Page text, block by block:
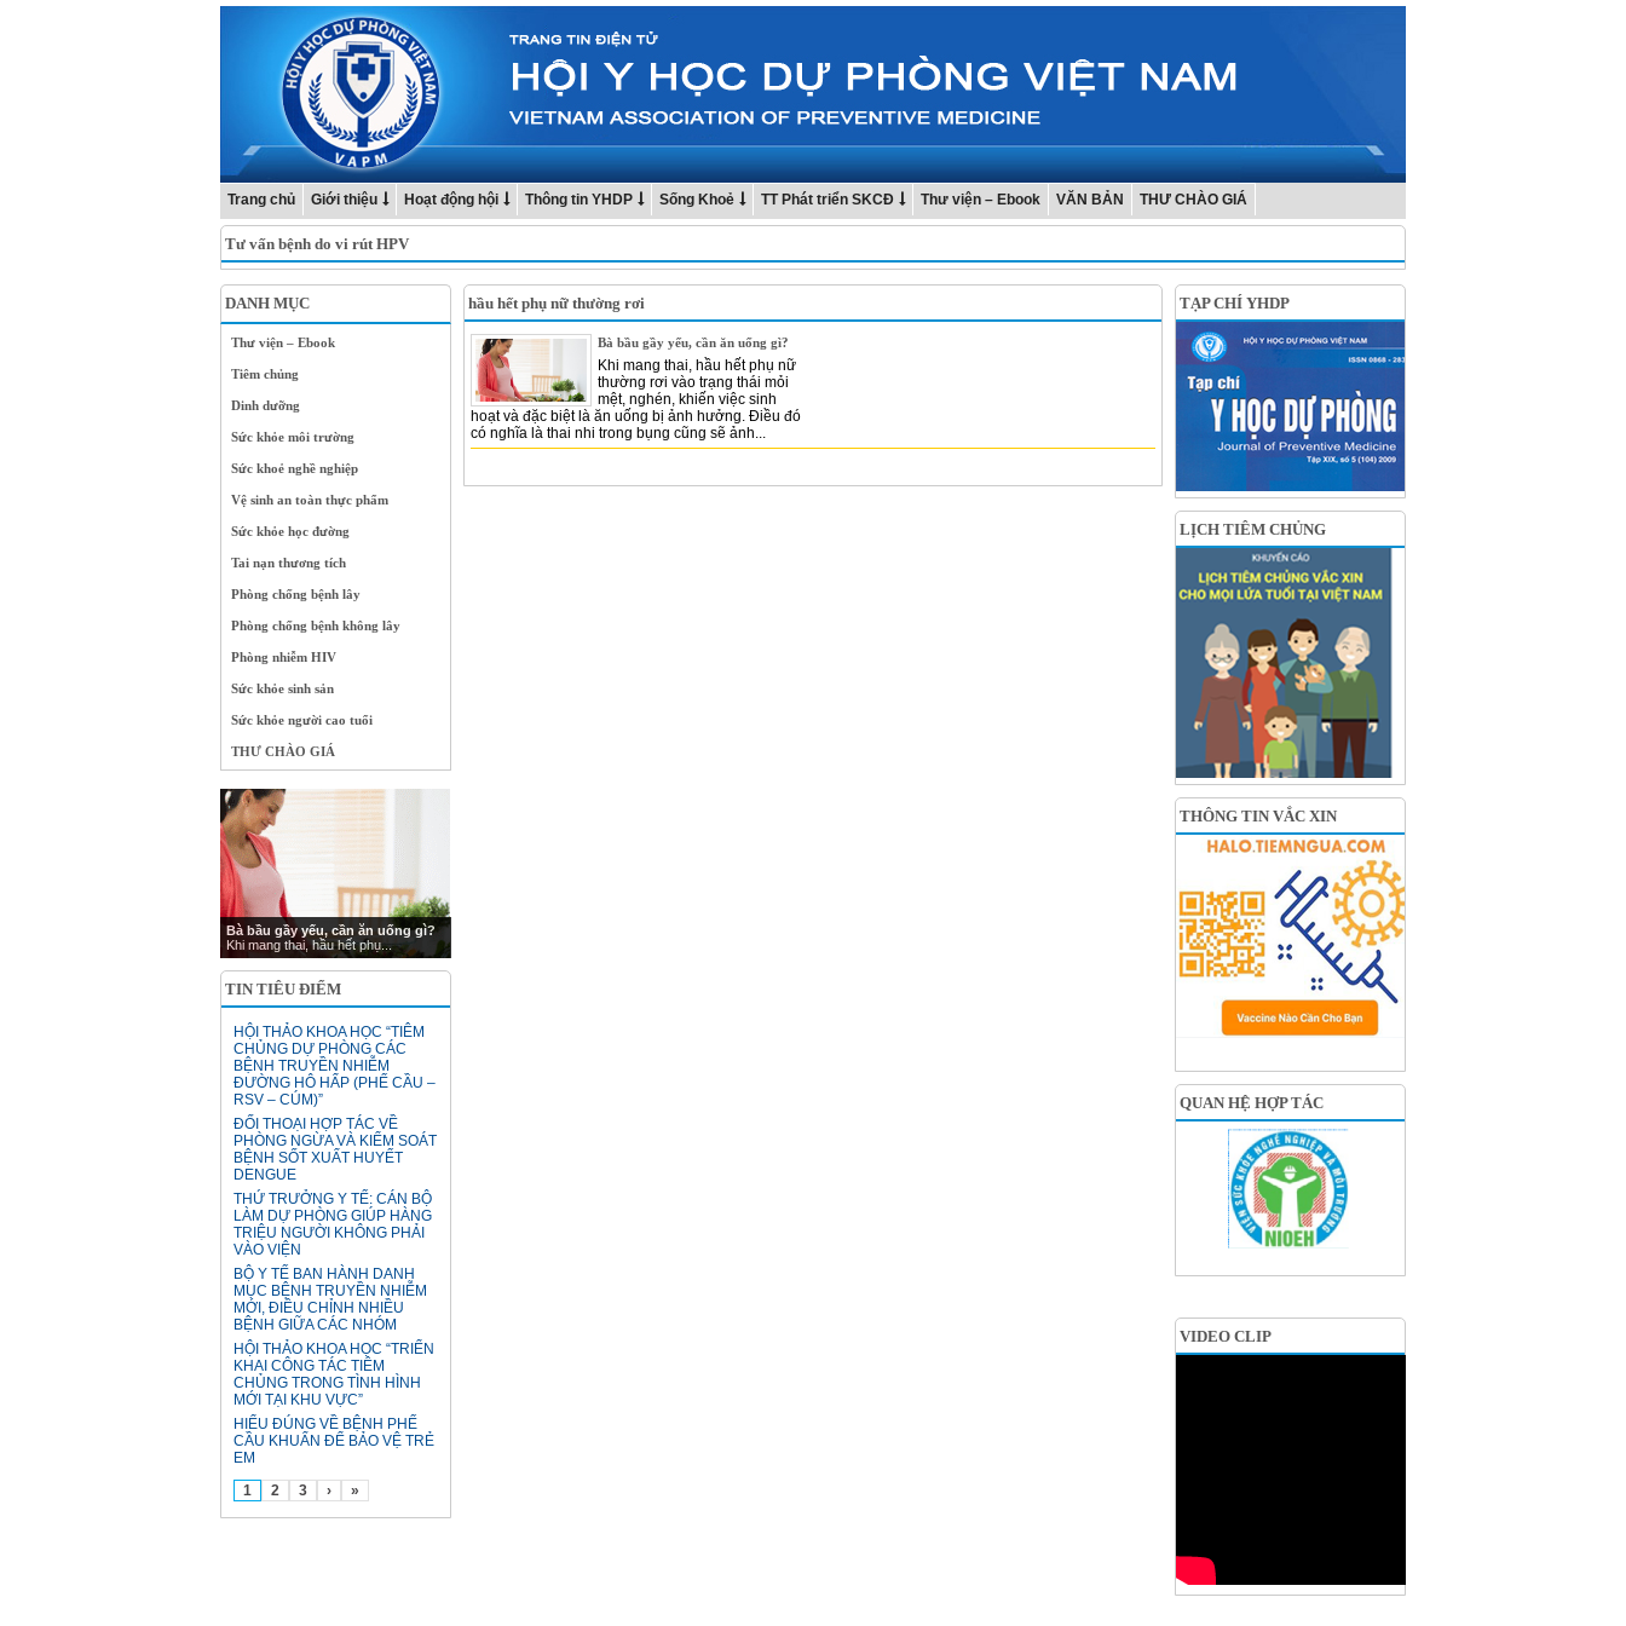
Trang chủ Giới thiệu Hoạt động hội Thông tin YHDP Sống Khoẻ TT Phát triển SKCĐ Thư viện – Ebook VĂN BẢN THƯ CHÀO GIÁ
Tư vấn bệnh do vi rút HPV
DANH MỤC
Thư viện – Ebook
Tiêm chủng
Dinh dưỡng
Sức khỏe môi trường
Sức khoẻ nghề nghiệp
Vệ sinh an toàn thực phẩm
Sức khỏe học đường
Tai nạn thương tích
Phòng chống bệnh lây
Phòng chống bệnh không lây
Phòng nhiễm HIV
Sức khỏe sinh sản
Sức khỏe người cao tuổi
THƯ CHÀO GIÁ
Bà bầu gầy yếu, cần ăn uống gì?
Khi mang thai, hầu hết phụ...
TIN TIÊU ĐIỂM
HỘI THẢO KHOA HỌC “TIÊM
CHỦNG DỰ PHÒNG CÁC
BỆNH TRUYỀN NHIỄM
ĐƯỜNG HÔ HẤP (PHẾ CẦU –
RSV – CÚM)”
ĐỐI THOẠI HỢP TÁC VỀ
PHÒNG NGỪA VÀ KIỂM SOÁT
BỆNH SỐT XUẤT HUYẾT
DENGUE
THỨ TRƯỞNG Y TẾ: CÁN BỘ
LÀM DỰ PHÒNG GIÚP HÀNG
TRIỆU NGƯỜI KHÔNG PHẢI
VÀO VIỆN
BỘ Y TẾ BAN HÀNH DANH
MỤC BỆNH TRUYỀN NHIỄM
MỚI, ĐIỀU CHỈNH NHIỀU
BỆNH GIỮA CÁC NHÓM
HỘI THẢO KHOA HỌC “TRIỂN
KHAI CÔNG TÁC TIÊM
CHỦNG TRONG TÌNH HÌNH
MỚI TẠI KHU VỰC”
HIỂU ĐÚNG VỀ BỆNH PHẾ
CẦU KHUẨN ĐỂ BẢO VỆ TRẺ
EM
1
2 3 › »
hầu hết phụ nữ thường rơi
Bà bầu gầy yếu, cần ăn uống gì?
Khi mang thai, hầu hết phụ nữ
thường rơi vào trạng thái mỏi
mệt, nghén, khiến việc sinh
hoạt và đặc biệt là ăn uống bị ảnh hưởng. Điều đó
có nghĩa là thai nhi trong bụng cũng sẽ ảnh...
TẠP CHÍ YHDP
LỊCH TIÊM CHỦNG
THÔNG TIN VẮC XIN
QUAN HỆ HỢP TÁC
VIDEO CLIP